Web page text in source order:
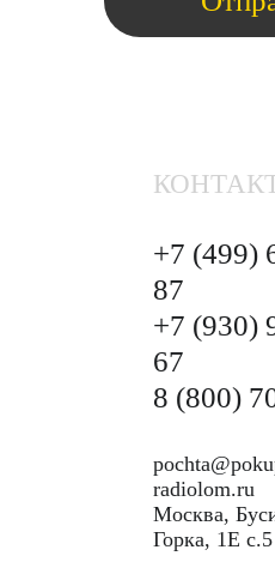
+7 (499)
87
+7 (930)
67
8 (800)
radiolom.ru
Москва,
Горка, 1Е с.5